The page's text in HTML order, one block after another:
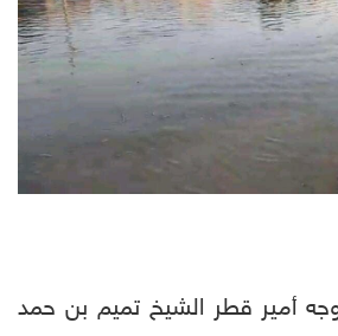
وجه أمير قطر الشيخ تميم بن حمد